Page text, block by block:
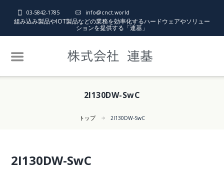
03-5842-1785 info@cnct.world
組み込み製品やIOT製品などの業務を効率化するハードウェアやソリュー
ションを提供する「連基」
2I130DW-SwC
トップ 2I130DW-SwC
2I130DW-SwC